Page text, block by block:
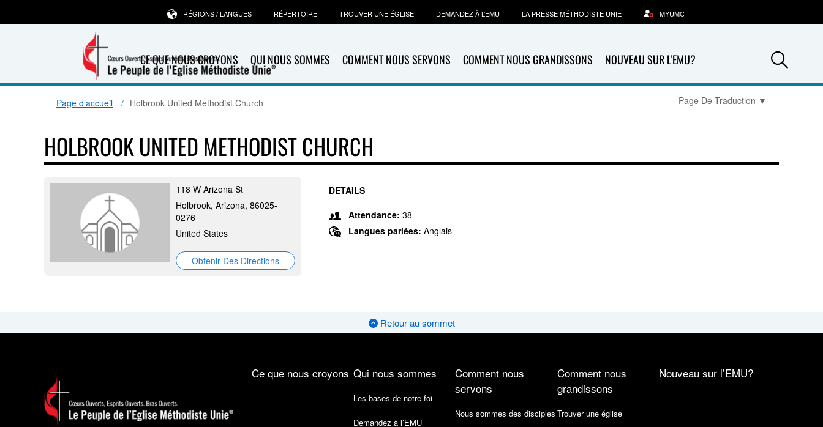
CE QUE NOUS CROYONS QUI NOUS SOMMES COMMENT NOUS SERVONS COMMENT NOUS GRANDISSONS NOUVEAU SUR L’EMU?
RÉGIONS / LANGUES RÉPERTOIRE TROUVER UNE ÉGLISE DEMANDEZ À L’EMU LA PRESSE MÉTHODISTE UNIE MYUMC
Page d’accueil Holbrook United Methodist Church Page De Traduction ▼
HOLBROOK UNITED METHODIST CHURCH
118 W Arizona St
Holbrook, Arizona, 86025-
0276
United States
Obtenir Des Directions
DETAILS
Attendance: 38
Langues parlées: Anglais
Retour au sommet
Ce que nous croyons Qui nous sommes
Les bases de notre foi
Demandez à l’EMU
Comment nous
servons
Nous sommes des disciples
Comment nous
grandissons
Trouver une église
Nouveau sur l’EMU?